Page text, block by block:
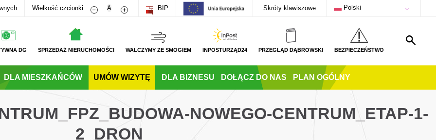
Wielkość czcionki Zmniejsz rozmiar czcionki
A Zwiększ rozmiar czcionki
BIP Skróty klawiszowe Polski
DG SPRZEDAŻ NIERUCHOMOŚCI WALCZYMY ZE SMOGIEM INPOSTURZĄD24 PRZEGLĄD DĄBROWSKI BEZPIECZEŃSTWO
DLA MIESZKAŃCÓW UMÓW WIZYTĘ DLA BIZNESU DOŁĄCZ DO NAS PLAN OGÓLNY
NOWEGO-CENTRUM_ETAP-1-
2_DRON